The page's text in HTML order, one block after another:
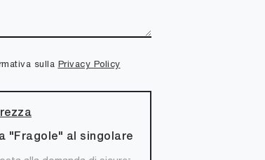
sulla Privacy Policy
"Fragole" al singolare